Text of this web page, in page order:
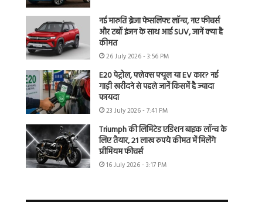
नई मारुति ब्रेजा फेसलिफ्ट लॉन्च, नए फीचर्स
और टर्बो इंजन के साथ आई SUV, जानें क्या है
कीमत
26 July 2026 - 3:56 PM
E20 पेट्रोल, फ्लेक्स फ्यूल या EV कार? नई
गाड़ी खरीदने से पहले जानें किसमें है ज्यादा
फायदा
23 July 2026 - 7:41 PM
Triumph की लिमिटेड एडिशन बाइक लॉन्च के
लिए तैयार, 21 लाख रुपये कीमत में मिलेंगे
प्रीमियम फीचर्स
16 July 2026 - 3:17 PM